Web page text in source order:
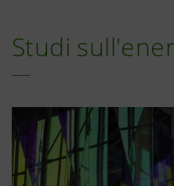
Studi